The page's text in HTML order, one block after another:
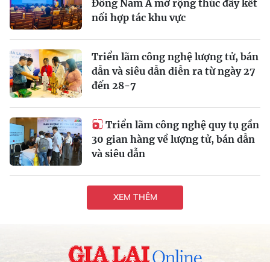
Đông Nam Á mở rộng thúc đẩy kết
nối hợp tác khu vực
Triển lãm công nghệ lượng tử, bán
dẫn và siêu dẫn diễn ra từ ngày 27
đến 28-7
Triển lãm công nghệ quy tụ gần
30 gian hàng về lượng tử, bán dẫn
và siêu dẫn
XEM THÊM